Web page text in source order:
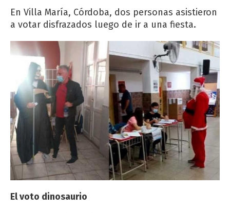
En Villa María, Córdoba, dos personas asistieron
a votar disfrazados luego de ir a una fiesta.
El voto dinosaurio